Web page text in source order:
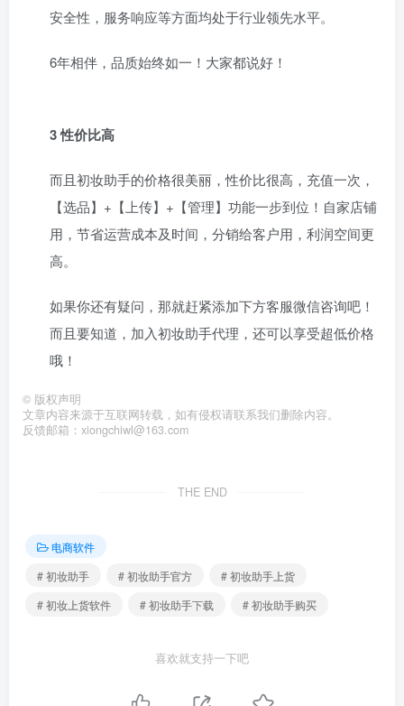
安全性，服务响应等方面均处于行业领先水平。
6年相伴，品质始终如一！大家都说好！
3 性价比高
而且初妆助手的价格很美丽，性价比很高，充值一次，
【选品】+【上传】+【管理】功能一步到位！自家店铺
用，节省运营成本及时间，分销给客户用，利润空间更
高。
如果你还有疑问，那就赶紧添加下方客服微信咨询吧！
而且要知道，加入初妆助手代理，还可以享受超低价格
哦！
© 版权声明
文章内容来源于互联网转载，如有侵权请联系我们删除内容。
反馈邮箱：xiongchiwl@163.com
THE END
电商软件
# 初妆助手
# 初妆助手官方
# 初妆助手上货
# 初妆上货软件
# 初妆助手下载 # 初妆助手购买
喜欢就支持一下吧